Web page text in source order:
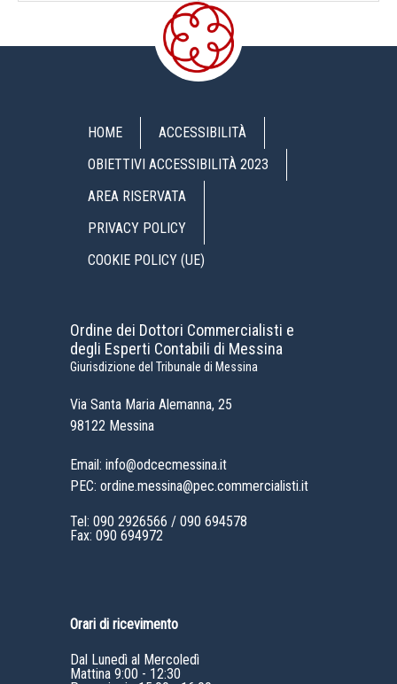
HOME
ACCESSIBILITÀ
OBIETTIVI ACCESSIBILITÀ 2023
AREA RISERVATA
PRIVACY POLICY
COOKIE POLICY (UE)
Ordine dei Dottori Commercialisti e
degli Esperti Contabili di Messina
Giurisdizione del Tribunale di Messina
Via Santa Maria Alemanna, 25
98122 Messina
Email: info@odcecmessina.it
PEC: ordine.messina@pec.commercialisti.it
Tel: 090 2926566 / 090 694578
Fax: 090 694972
Orari di ricevimento
Dal Lunedì al Mercoledì
Mattina 9:00 - 12:30